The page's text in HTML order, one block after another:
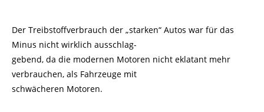
Der Treibstoffverbrauch der „starken“ Autos war für das
Minus nicht wirklich ausschlag-
gebend, da die modernen Motoren nicht eklatant mehr
verbrauchen, als Fahrzeuge mit
schwächeren Motoren.